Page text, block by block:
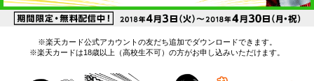
※楽天カード公式アカウントの友だち追加でダウンロードできます。
※楽天カードは18歳以上（高校生不可）の方がお申し込みいただけます。